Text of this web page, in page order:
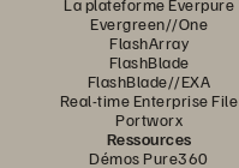
La plateforme Everpure
Evergreen//One
FlashArray
FlashBlade
FlashBlade//EXA
Real-time Enterprise File
Portworx
Ressources
Démos Pure360